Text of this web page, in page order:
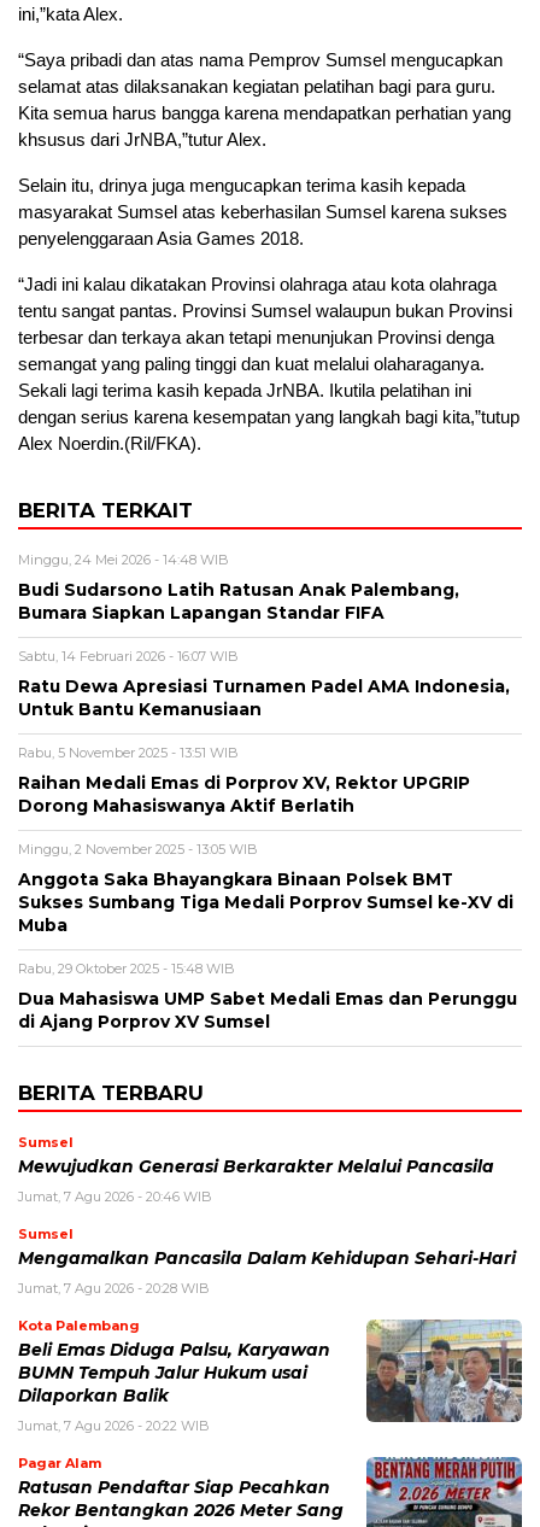
ini,”kata Alex.
“Saya pribadi dan atas nama Pemprov Sumsel mengucapkan
selamat atas dilaksanakan kegiatan pelatihan bagi para guru.
Kita semua harus bangga karena mendapatkan perhatian yang
khsusus dari JrNBA,”tutur Alex.
Selain itu, drinya juga mengucapkan terima kasih kepada
masyarakat Sumsel atas keberhasilan Sumsel karena sukses
penyelenggaraan Asia Games 2018.
“Jadi ini kalau dikatakan Provinsi olahraga atau kota olahraga
tentu sangat pantas. Provinsi Sumsel walaupun bukan Provinsi
terbesar dan terkaya akan tetapi menunjukan Provinsi denga
semangat yang paling tinggi dan kuat melalui olaharaganya.
Sekali lagi terima kasih kepada JrNBA. Ikutila pelatihan ini
dengan serius karena kesempatan yang langkah bagi kita,”tutup
Alex Noerdin.(Ril/FKA).
BERITA TERKAIT
Minggu, 24 Mei 2026 - 14:48 WIB
Budi Sudarsono Latih Ratusan Anak Palembang,
Bumara Siapkan Lapangan Standar FIFA
Sabtu, 14 Februari 2026 - 16:07 WIB
Ratu Dewa Apresiasi Turnamen Padel AMA Indonesia,
Untuk Bantu Kemanusiaan
Rabu, 5 November 2025 - 13:51 WIB
Raihan Medali Emas di Porprov XV, Rektor UPGRIP
Dorong Mahasiswanya Aktif Berlatih
Minggu, 2 November 2025 - 13:05 WIB
Anggota Saka Bhayangkara Binaan Polsek BMT
Sukses Sumbang Tiga Medali Porprov Sumsel ke-XV di
Muba
Rabu, 29 Oktober 2025 - 15:48 WIB
Dua Mahasiswa UMP Sabet Medali Emas dan Perunggu
di Ajang Porprov XV Sumsel
BERITA TERBARU
Sumsel
Mewujudkan Generasi Berkarakter Melalui Pancasila
Jumat, 7 Agu 2026 - 20:46 WIB
Sumsel
Mengamalkan Pancasila Dalam Kehidupan Sehari-Hari
Jumat, 7 Agu 2026 - 20:28 WIB
Kota Palembang
Beli Emas Diduga Palsu, Karyawan
BUMN Tempuh Jalur Hukum usai
Dilaporkan Balik
Jumat, 7 Agu 2026 - 20:22 WIB
Pagar Alam
Ratusan Pendaftar Siap Pecahkan
Rekor Bentangkan 2026 Meter Sang